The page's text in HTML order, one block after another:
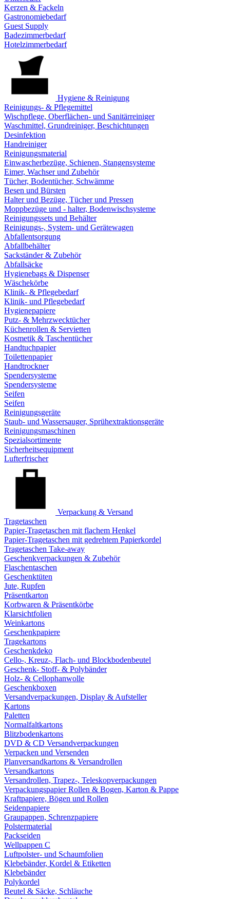
Kerzen & Fackeln
Gastronomiebedarf
Guest Supply
Badezimmerbedarf
Hotelzimmerbedarf
Hygiene & Reinigung
Reinigungs- & Pflegemittel
Wischpflege, Oberflächen- und Sanitärreiniger
Waschmittel, Grundreiniger, Beschichtungen
Desinfektion
Handreiniger
Reinigungsmaterial
Einwascherbezüge, Schienen, Stangensysteme
Eimer, Wachser und Zubehör
Tücher, Bodentücher, Schwämme
Besen und Bürsten
Halter und Bezüge, Tücher und Pressen
Moppbezüge und - halter, Bodenwischsysteme
Reinigungssets und Behälter
Reinigungs-, System- und Gerätewagen
Abfallentsorgung
Abfallbehälter
Sackständer & Zubehör
Abfallsäcke
Hygienebags & Dispenser
Wäschekörbe
Klinik- & Pflegebedarf
Klinik- und Pflegebedarf
Hygienepapiere
Putz- & Mehrzwecktücher
Küchenrollen & Servietten
Kosmetik & Taschentücher
Handtuchpapier
Toilettenpapier
Handtrockner
Spendersysteme
Spendersysteme
Seifen
Seifen
Reinigungsgeräte
Staub- und Wassersauger, Sprühextraktionsgeräte
Reinigungsmaschinen
Spezialsortimente
Sicherheitsequipment
Lufterfrischer
Verpackung & Versand
Tragetaschen
Papier-Tragetaschen mit flachem Henkel
Papier-Tragetaschen mit gedrehtem Papierkordel
Tragetaschen Take-away
Geschenkverpackungen & Zubehör
Flaschentaschen
Geschenktüten
Jute, Rupfen
Präsentkarton
Korbwaren & Präsentkörbe
Klarsichtfolien
Weinkartons
Geschenkpapiere
Tragekartons
Geschenkdeko
Cello-, Kreuz-, Flach- und Blockbodenbeutel
Geschenk- Stoff- & Polybänder
Holz- & Cellophanwolle
Geschenkboxen
Versandverpackungen, Display & Aufsteller
Kartons
Paletten
Normalfaltkartons
Blitzbodenkartons
DVD & CD Versandverpackungen
Verpacken und Versenden
Planversandkartons & Versandrollen
Versandkartons
Versandrollen, Trapez-, Teleskopverpackungen
Verpackungspapier Rollen & Bogen, Karton & Pappe
Kraftpapiere, Bögen und Rollen
Seidenpapiere
Graupappen, Schrenzpapiere
Polstermaterial
Packseiden
Wellpappen C
Luftpolster- und Schaumfolien
Klebebänder, Kordel & Etiketten
Klebebänder
Polykordel
Beutel & Säcke, Schläuche